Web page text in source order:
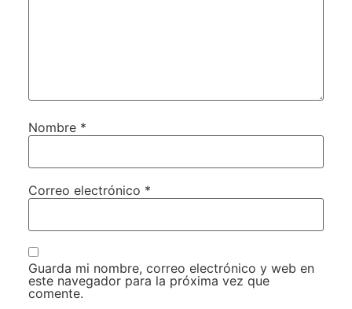
Nombre *
Correo electrónico *
Guarda mi nombre, correo electrónico y web en
este navegador para la próxima vez que
comente.